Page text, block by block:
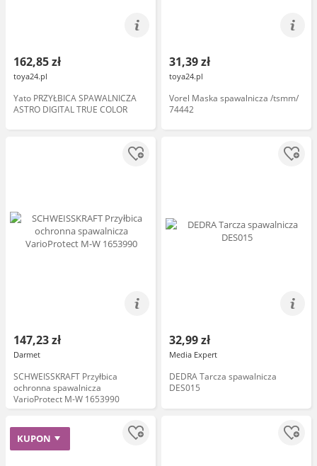
162,85 zł
toya24.pl
Yato PRZYŁBICA SPAWALNICZA
ASTRO DIGITAL TRUE COLOR
31,39 zł
toya24.pl
Vorel Maska spawalnicza /tsmm/
74442
147,23 zł
Darmet
SCHWEISSKRAFT Przyłbica
ochronna spawalnicza
VarioProtect M-W 1653990
32,99 zł
Media Expert
DEDRA Tarcza spawalnicza
DES015
KUPON